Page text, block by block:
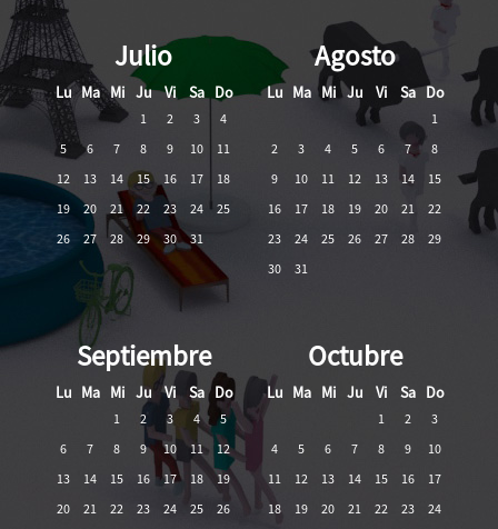
Julio
Lu Ma Mi Ju Vi Sa Do
1 2 3
4
5
6 7 8 9 10
11
12
13 14 15 16 17
18
19
20 21 22 23 24
25
26
27 28 29 30 31
Agosto
Lu Ma Mi Ju Vi Sa Do
1
2
3 4 5 6 7
8
9
10 11 12 13 14
15
16
17 18 19 20 21
22
23
24 25 26 27 28
29
30
31
Septiembre
Lu Ma Mi Ju Vi Sa Do
1 2 3 4
5
6
7 8 9 10 11
12
13
14 15 16 17 18
19
20
21 22 23 24 25
26
Octubre
Lu Ma Mi Ju Vi Sa Do
1 2
3
4
5 6 7 8 9
10
11
12 13 14 15 16
17
18
19 20 21 22 23
24